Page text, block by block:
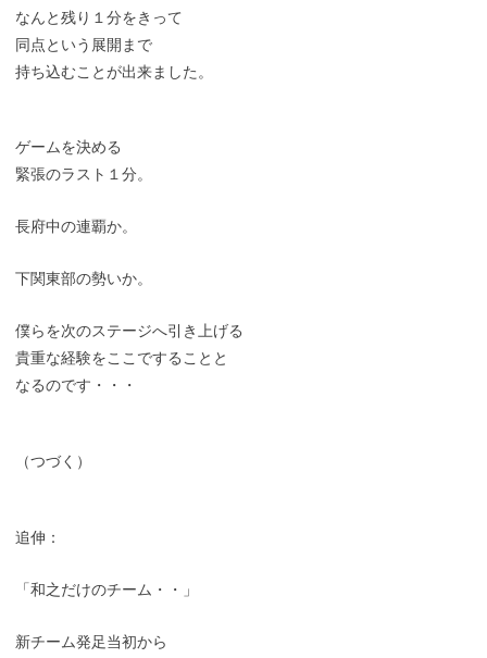
なんと残り１分をきって
同点という展開まで
持ち込むことが出来ました。
ゲームを決める
緊張のラスト１分。
長府中の連覇か。
下関東部の勢いか。
僕らを次のステージへ引き上げる
貴重な経験をここですることと
なるのです・・・
（つづく）
追伸：
「和之だけのチーム・・」
新チーム発足当初から